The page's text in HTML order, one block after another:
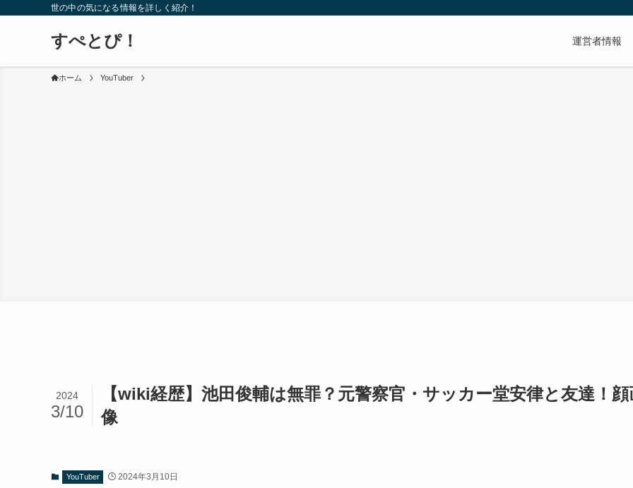
世の中の気になる情報を詳しく紹介！
すぺとぴ！ 運営者情報
ホーム YouTuber
【wiki経歴】池田俊輔は無罪？元警察官・サッカー堂安律と友達！顔
像
2024
3/10
YouTuber 2024年3月10日